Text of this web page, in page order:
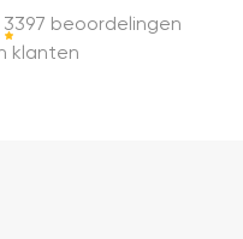
3397 beoordelingen
klanten